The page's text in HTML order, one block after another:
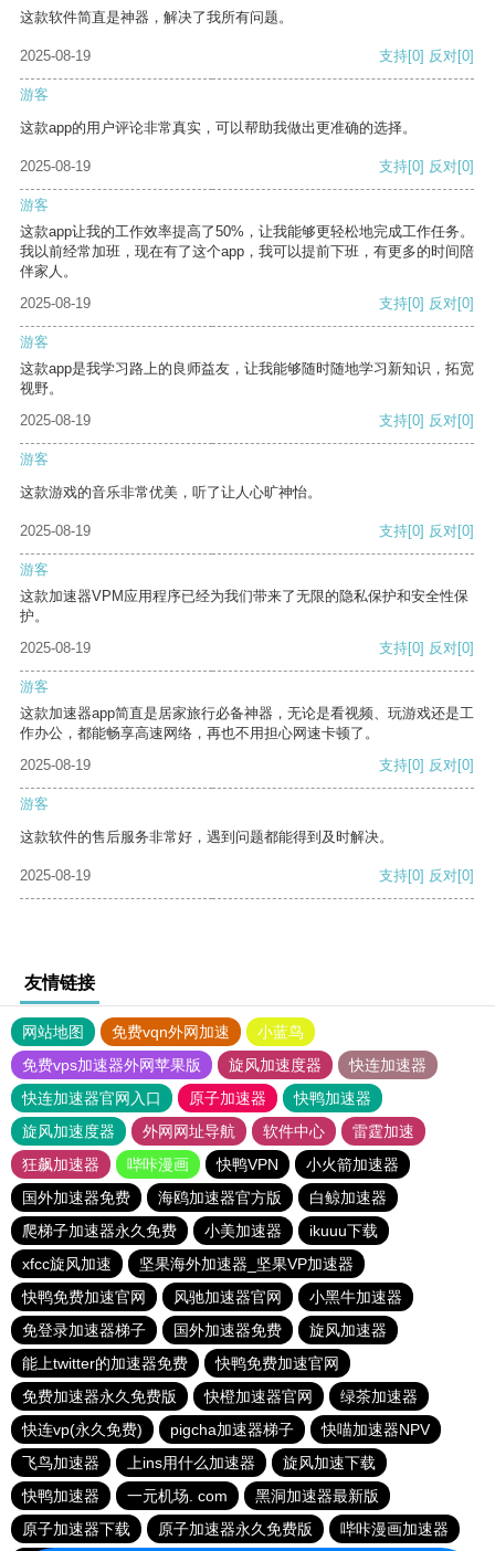
这款软件简直是神器，解决了我所有问题。
2025-08-19 支持[0] 反对[0]
游客
这款app的用户评论非常真实，可以帮助我做出更准确的选择。
2025-08-19 支持[0] 反对[0]
游客
这款app让我的工作效率提高了50%，让我能够更轻松地完成工作任务。
我以前经常加班，现在有了这个app，我可以提前下班，有更多的时间陪
伴家人。
2025-08-19
支持[0] 反对[0]
游客
这款app是我学习路上的良师益友，让我能够随时随地学习新知识，拓宽
视野。
2025-08-19
支持[0] 反对[0]
游客
这款游戏的音乐非常优美，听了让人心旷神怡。
2025-08-19 支持[0] 反对[0]
游客
这款加速器VPM应用程序已经为我们带来了无限的隐私保护和安全性保
护。
2025-08-19
支持[0] 反对[0]
游客
这款加速器app简直是居家旅行必备神器，无论是看视频、玩游戏还是工
作办公，都能畅享高速网络，再也不用担心网速卡顿了。
2025-08-19
支持[0] 反对[0]
游客
这款软件的售后服务非常好，遇到问题都能得到及时解决。
2025-08-19 支持[0] 反对[0]
友情链接
网站地图 免费vqn外网加速
小蓝鸟
免费vps加速器外网苹果版
旋风加速度器
快连加速器
快连加速器官网入口
原子加速器
快鸭加速器
旋风加速度器
外网网址导航 软件中心
雷霆加速
狂飙加速器
哔咔漫画 快鸭VPN
小火箭加速器
国外加速器免费
海鸥加速器官方版
白鲸加速器
爬梯子加速器永久免费
小美加速器
ikuuu下载
xfcc旋风加速
坚果海外加速器_坚果VP加速器
快鸭免费加速官网
风驰加速器官网
小黑牛加速器
免登录加速器梯子
国外加速器免费
旋风加速器
能上twitter的加速器免费
快鸭免费加速官网
免费加速器永久免费版
快橙加速器官网
绿茶加速器
快连vp(永久免费)
pigcha加速器梯子
快喵加速器NPV
飞鸟加速器
上ins用什么加速器
旋风加速下载
快鸭加速器
一元机场. com
黑洞加速器最新版
原子加速器下载
原子加速器永久免费版 哔咔漫画加速器